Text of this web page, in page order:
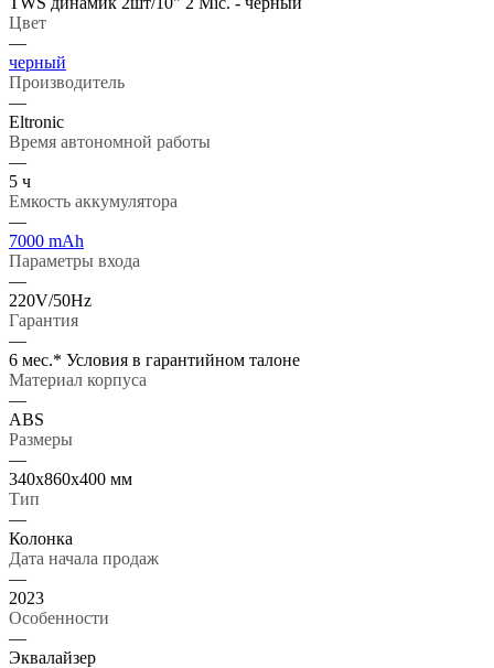
Цвет
—
черный
Производитель
—
Eltronic
Время автономной работы
—
5 ч
Емкость аккумулятора
—
7000 mAh
Параметры входа
—
220V/50Hz
Гарантия
—
6 мес.* Условия в гарантийном талоне
Материал корпуса
—
ABS
Размеры
—
340x860x400 мм
Тип
—
Колонка
Дата начала продаж
—
2023
Особенности
—
Эквалайзер